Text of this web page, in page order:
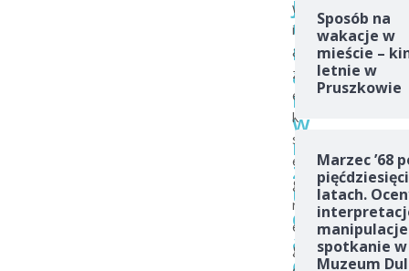
u
m
a
m
w
r
z
u
c
a
ć
w
i
ą
z
e
k
s
e
g
r
e
g
Sposób na
wakacje w
mieście –
letnie w
Pruszkowie
Marzec ’68
latach.
spotkanie w
Muzeum